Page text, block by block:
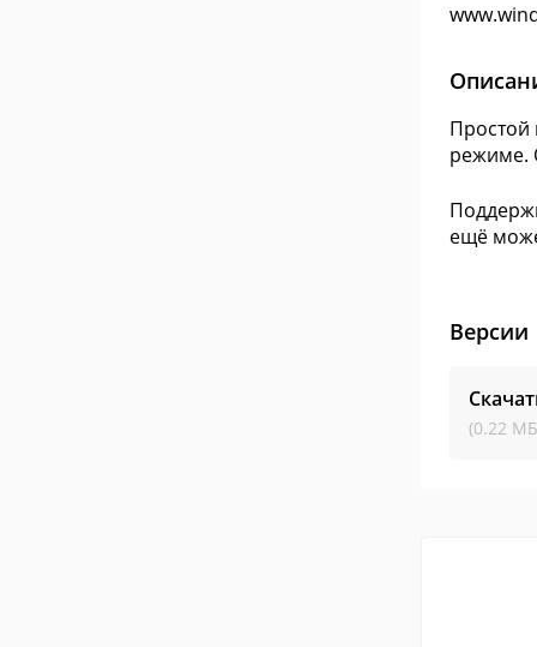
Простой
режиме.
ещё
Версии
(0.22